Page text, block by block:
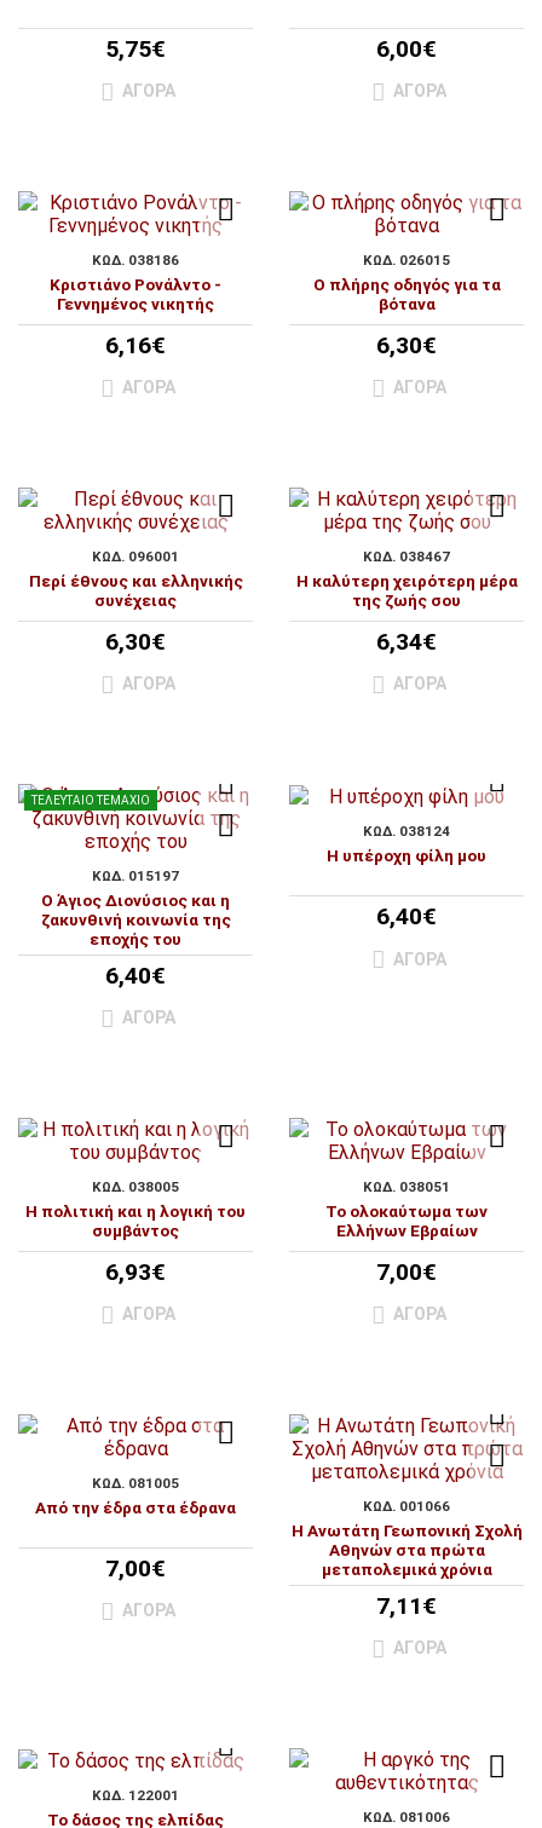
5,75€
ΑΓΟΡΆ
6,00€
ΑΓΟΡΆ
ΚΩΔ. 038186
Κριστιάνο Ρονάλντο -
Γεννημένος νικητής
6,16€
ΑΓΟΡΆ
ΚΩΔ. 026015
Ο πλήρης οδηγός για τα
βότανα
6,30€
ΑΓΟΡΆ
ΚΩΔ. 096001
Περί έθνους και ελληνικής
συνέχειας
6,30€
ΑΓΟΡΆ
ΚΩΔ. 038467
Η καλύτερη χειρότερη μέρα
της ζωής σου
6,34€
ΑΓΟΡΆ
ΤΕΛΕΥΤΑΊΟ ΤΕΜΆΧΙΟ
ΚΩΔ. 015197
Ο Άγιος Διονύσιος και η
ζακυνθινή κοινωνία της
εποχής του
6,40€
ΑΓΟΡΆ
ΚΩΔ. 038124
Η υπέροχη φίλη μου
6,40€
ΑΓΟΡΆ
ΚΩΔ. 038005
Η πολιτική και η λογική του
συμβάντος
6,93€
ΑΓΟΡΆ
ΚΩΔ. 038051
Το ολοκαύτωμα των
Ελλήνων Εβραίων
7,00€
ΑΓΟΡΆ
ΚΩΔ. 081005
Από την έδρα στα έδρανα
7,00€
ΑΓΟΡΆ
ΚΩΔ. 001066
Η Ανωτάτη Γεωπονική Σχολή
Αθηνών στα πρώτα
μεταπολεμικά χρόνια
7,11€
ΑΓΟΡΆ
ΚΩΔ. 122001
Το δάσος της ελπίδας ΚΩΔ. 081006